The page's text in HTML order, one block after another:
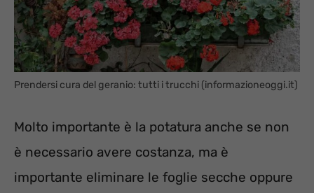
Prendersi cura del geranio: tutti i trucchi (informazioneoggi.it)
Molto importante è la potatura anche se non
è necessario avere costanza, ma è
importante eliminare le foglie secche oppure